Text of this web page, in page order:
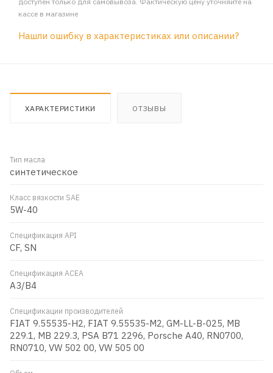
кассе в магазине
Нашли ошибку в характеристиках или описании?
ХАРАКТЕРИСТИКИ ОТЗЫВЫ
Тип масла
синтетическое
Класс вязкости SAE
5W-40
Спецификация API
CF, SN
Спецификация ACEA
A3/B4
Спецификации производителей
FIAT 9.55535-H2, FIAT 9.55535-M2, GM-LL-B-025, MB
229.1, MB 229.3, PSA B71 2296, Porsche A40, RN0700,
RN0710, VW 502 00, VW 505 00